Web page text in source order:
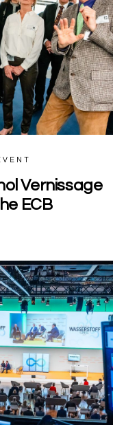
Vernissage
ECB
0